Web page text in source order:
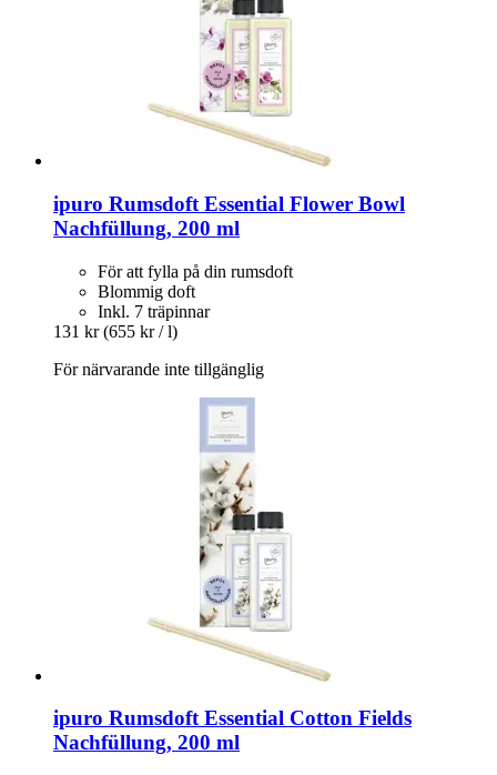
ipuro Rumsdoft Essential Flower Bowl
Nachfüllung, 200 ml
För att fylla på din rumsdoft
Blommig doft
Inkl. 7 träpinnar
131 kr (655 kr / l)
För närvarande inte tillgänglig
ipuro Rumsdoft Essential Cotton Fields
Nachfüllung, 200 ml